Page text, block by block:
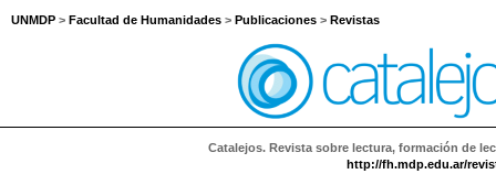
UNMDP > Facultad de Humanidades > Publicaciones > Revistas
Catalejos. Revista sobre lectura, formación de
http://fh.mdp.edu.ar/